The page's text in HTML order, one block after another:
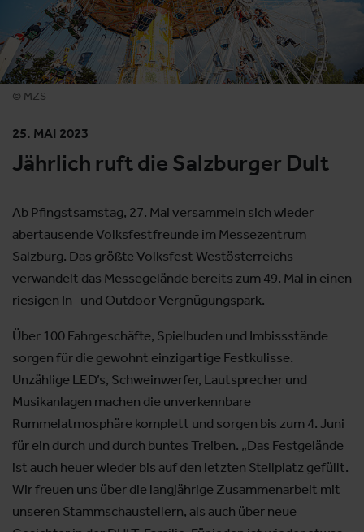
© MZS
25. MAI 2023
Jährlich ruft die Salzburger Dult
Ab Pfingstsamstag, 27. Mai versammeln sich wieder
abertausende Volksfestfreunde im Messezentrum
Salzburg. Das größte Volksfest Westösterreichs
verwandelt das Messegelände bereits zum 49. Mal in einen
riesigen In- und Outdoor Vergnügungspark.
Über 100 Fahrgeschäfte, Spielbuden und Imbissstände
sorgen für die gewohnt einzigartige Festkulisse.
Unzählige LED’s, Schweinwerfer, Lautsprecher und
Musikanlagen machen die unverkennbare
Rummelatmosphäre komplett und sorgen bis zum 4. Juni
für ein durch und durch buntes Treiben. „Das Festgelände
ist auch heuer wieder bis auf den letzten Stellplatz gefüllt.
Wir freuen uns über die langjährige Zusammenarbeit mit
unseren Stammschaustellern, als auch über neue